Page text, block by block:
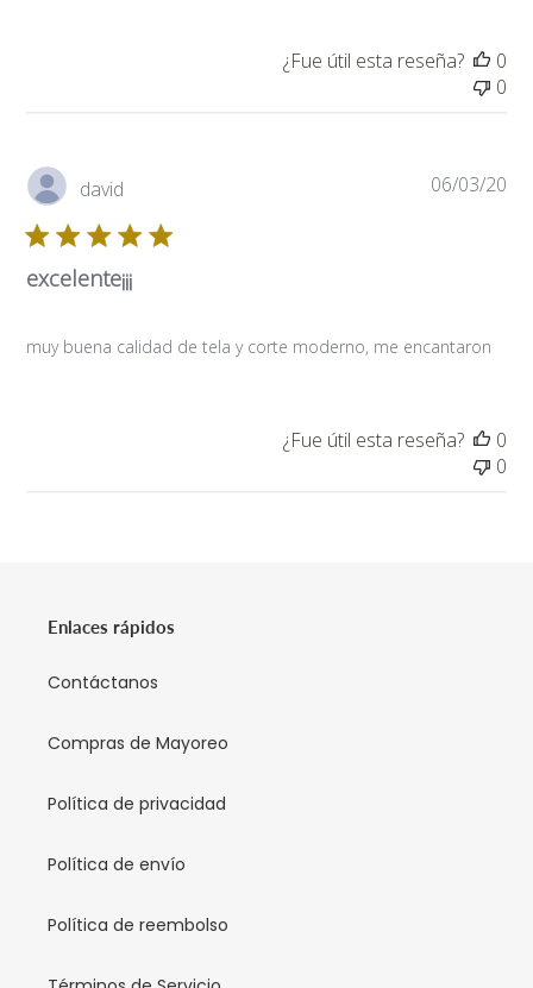
¿Fue útil esta reseña?
0
0
david
excelente¡¡¡
muy buena calidad de tela y corte moderno, me encantaron
06/03/20
¿Fue útil esta reseña?
0
0
Enlaces rápidos
Contáctanos
Compras de Mayoreo
Política de privacidad
Política de envío
Política de reembolso